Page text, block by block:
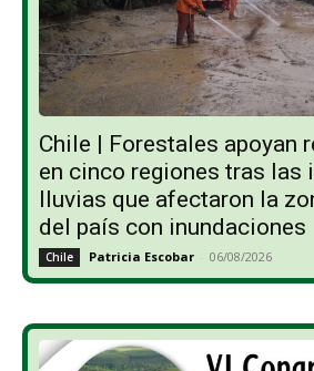
Chile | Forestales apoyan
en cinco regiones tras las
lluvias que afectaron la
del país con inundaciones
Chile Patricia Escobar - 06/08/2026